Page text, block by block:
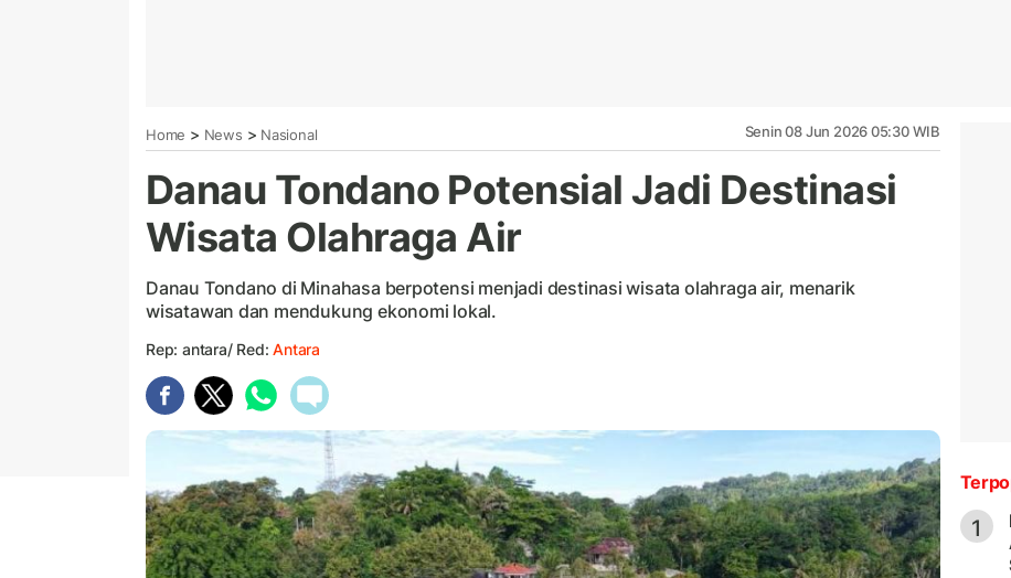
Home > News > Nasional Senin 08 Jun 2026 05:30 WIB
Danau Tondano Potensial Jadi Destinasi
Wisata Olahraga Air
Danau Tondano di Minahasa berpotensi menjadi destinasi wisata olahraga air, menarik
wisatawan dan mendukung ekonomi lokal.
Rep: antara/ Red:Antara
1